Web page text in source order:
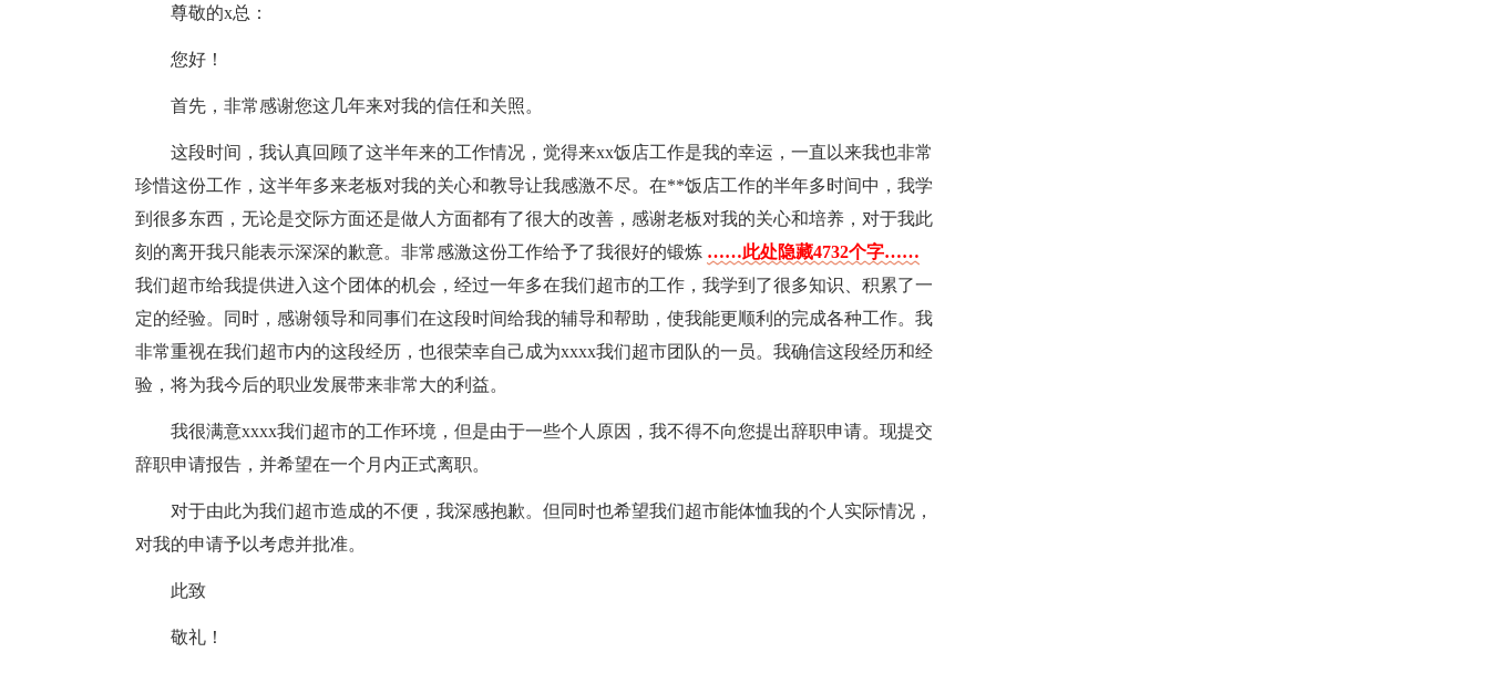
尊敬的x总：
您好！
首先，非常感谢您这几年来对我的信任和关照。
这段时间，我认真回顾了这半年来的工作情况，觉得来xx饭店工作是我的幸运，一直以来我也非常
珍惜这份工作，这半年多来老板对我的关心和教导让我感激不尽。在**饭店工作的半年多时间中，我学
到很多东西，无论是交际方面还是做人方面都有了很大的改善，感谢老板对我的关心和培养，对于我此
刻的离开我只能表示深深的歉意。非常感激这份工作给予了我很好的锻炼 ……此处隐藏4732个字……
我们超市给我提供进入这个团体的机会，经过一年多在我们超市的工作，我学到了很多知识、积累了一
定的经验。同时，感谢领导和同事们在这段时间给我的辅导和帮助，使我能更顺利的完成各种工作。我
非常重视在我们超市内的这段经历，也很荣幸自己成为xxxx我们超市团队的一员。我确信这段经历和经
验，将为我今后的职业发展带来非常大的利益。
我很满意xxxx我们超市的工作环境，但是由于一些个人原因，我不得不向您提出辞职申请。现提交
辞职申请报告，并希望在一个月内正式离职。
对于由此为我们超市造成的不便，我深感抱歉。但同时也希望我们超市能体恤我的个人实际情况，
对我的申请予以考虑并批准。
此致
敬礼！